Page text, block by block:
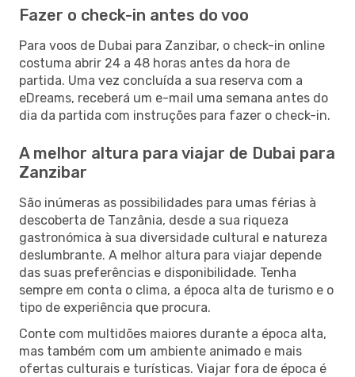
Fazer o check-in antes do voo
Para voos de Dubai para Zanzibar, o check-in online
costuma abrir 24 a 48 horas antes da hora de
partida. Uma vez concluída a sua reserva com a
eDreams, receberá um e-mail uma semana antes do
dia da partida com instruções para fazer o check-in.
A melhor altura para viajar de Dubai para
Zanzibar
São inúmeras as possibilidades para umas férias à
descoberta de Tanzânia, desde a sua riqueza
gastronómica à sua diversidade cultural e natureza
deslumbrante. A melhor altura para viajar depende
das suas preferências e disponibilidade. Tenha
sempre em conta o clima, a época alta de turismo e o
tipo de experiência que procura.
Conte com multidões maiores durante a época alta,
mas também com um ambiente animado e mais
ofertas culturais e turísticas. Viajar fora de época é